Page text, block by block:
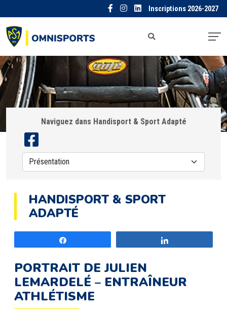
Inscriptions 2026-2027
Naviguez dans Handisport & Sport Adapté
HANDISPORT & SPORT
ADAPTÉ
PORTRAIT DE JULIEN
LEMARDELÉ – ENTRAÎNEUR
ATHLÉTISME